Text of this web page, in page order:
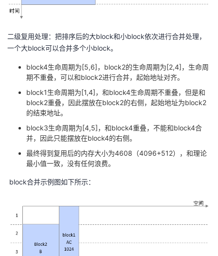
二级复用处理：把排序后的大block和小block依次进行合并处理，
一个大block可以合并多个小block。
block4生命周期为[5,6]，block2的生命周期为[2,4]，生命周
期不重叠，可以和block2进行合并，起始地址对齐。
block1生命周期为[1,4]，和block4生命周期不重叠，但是和
block2重叠，因此摆放在block2的右侧，起始地址为block2
的结束地址。
block3生命周期为[4,5]，和block4重叠，不能和block4合
并，因此只能摆放在block4的右侧。
最终得到复用后的内存大小为4608（4096+512），和理论
最小值一致，没有任何浪费。
block合并示例图如下所示：